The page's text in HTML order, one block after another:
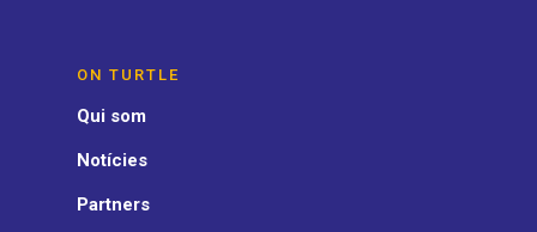
ON TURTLE
Qui som
Notícies
Partners